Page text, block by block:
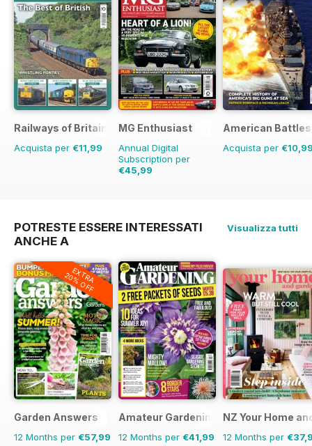
Railways of Britain
Acquista per €11,99
MG Enthusiast
Annual Digital
Subscription per
€45,99
American
Acquista per
POTRESTE ESSERE INTERESSATI
ANCHE A
Visualizza tutti
EXTRA
20% OFF
Garden Answers
12 Months per €57,99
Amateur Gardening
12 Months per €41,99
NZ Your Home
12 Months per